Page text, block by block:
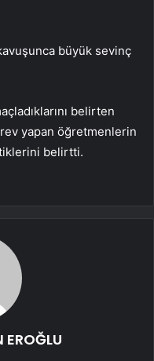
büyük sevinç
belirten
yapan öğretmenlerin
belirtti.
EROĞLU